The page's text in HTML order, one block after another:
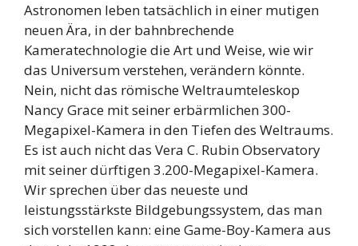
Astronomen leben tatsächlich in einer mutigen
neuen Ära, in der bahnbrechende
Kameratechnologie die Art und Weise, wie wir
das Universum verstehen, verändern könnte.
Nein, nicht das römische Weltraumteleskop
Nancy Grace mit seiner erbärmlichen 300-
Megapixel-Kamera in den Tiefen des Weltraums.
Es ist auch nicht das Vera C. Rubin Observatory
mit seiner dürftigen 3.200-Megapixel-Kamera.
Wir sprechen über das neueste und
leistungsstärkste Bildgebungssystem, das man
sich vorstellen kann: eine Game-Boy-Kamera aus